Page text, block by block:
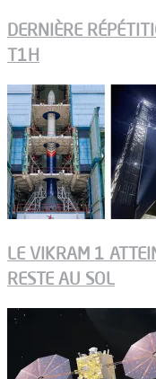
DERNIÈRE
T1H
LE VIKRAM 1
RESTE AU SOL